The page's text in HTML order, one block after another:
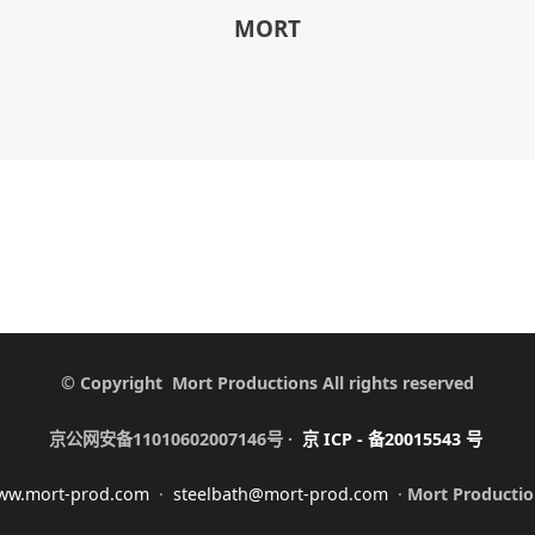
MORT
© Copyright Mort Productions All rights reserved
京公网安备11010602007146号 · 京ICP - 备20015543 号
prod.com · steelbath@mort-prod.com · Mort